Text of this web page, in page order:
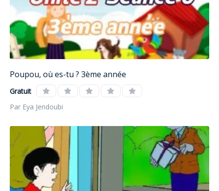
Poupou, où es-tu ? 3ème année
Gratuit
Par Eya Jendoubi